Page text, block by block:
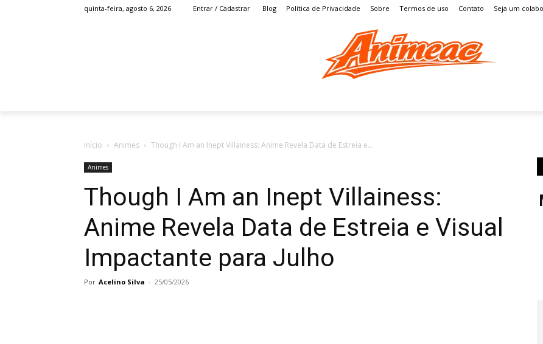
quinta-feira, agosto 6, 2026 Entrar / Cadastrar Blog Política de Privacidade Sobre Termos de uso Contato Seja um
Início Animes Though I Am an Inept Villainess: Anime Revela Data de Estreia e...
Animes
Though I Am an Inept Villainess:
Anime Revela Data de Estreia e Visual
Impactante para Julho
Por Acelino Silva - 25/05/2026